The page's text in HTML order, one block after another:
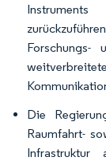
Forschungs-
Die
Raumfahrt-